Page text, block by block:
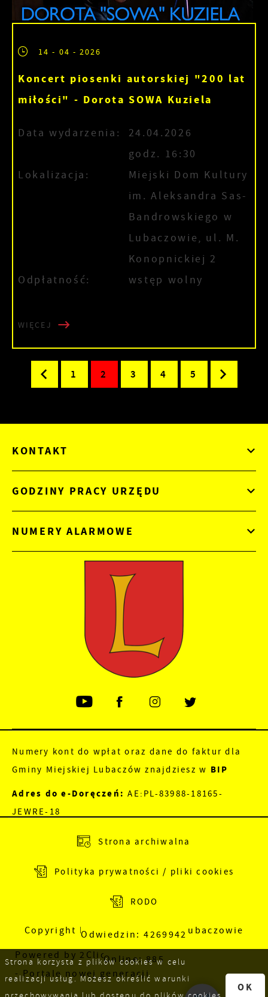
14 - 04 - 2026
Koncert piosenki autorskiej "200 lat
miłości" - Dorota SOWA Kuziela
Data wydarzenia:
24.04.2026
godz. 16:30
Lokalizacja:
Miejski Dom Kultury
im. Aleksandra Sas-
Bandrowskiego w
Lubaczowie, ul. M.
Konopnickiej 2
Odpłatność:
wstęp wolny
WIĘCEJ
1 2 3 4 5
KONTAKT
GODZINY PRACY URZĘDU
NUMERY ALARMOWE
Numery kont do wpłat oraz dane do faktur dla
Gminy Miejskiej Lubaczów znajdziesz w BIP
Adres do e-Doręczeń: AE:PL-83988-18165-
JEWRE-18
Adres skrzynki EPUAP:
/nu5a8dv89f/SkrytkaESP
Strona archiwalna
Polityka prywatności / pliki cookies
RODO
Odwiedzin: 4269942
Online: 885
Copyright by Urząd Miejski w Lubaczowie
Powered by 2ClickPortal
- Portale nowej generacji
Strona korzysta z plików cookies w celu
realizacji usług. Możesz określić warunki
OK